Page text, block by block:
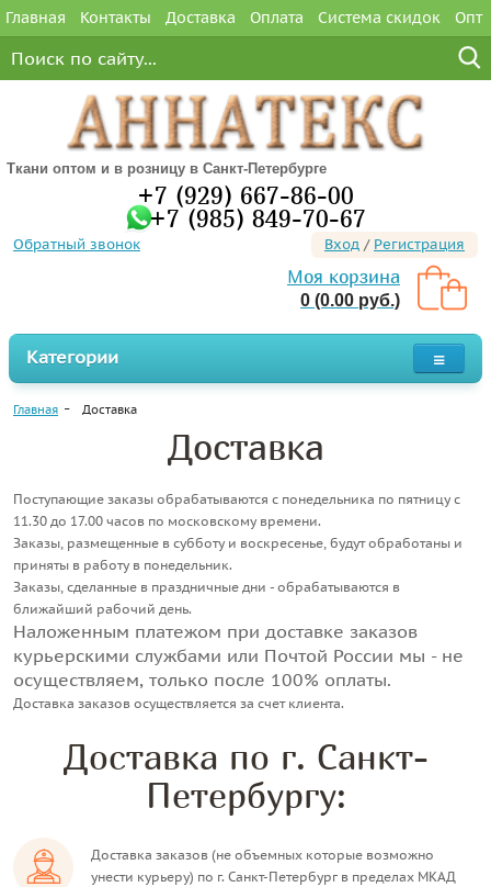
Главная Контакты Доставка Оплата Система скидок Опт
Ткани оптом и в розницу в Санкт-Петербурге
+7 (929) 667-86-00
+7 (985) 849-70-67
Обратный звонок Вход / Регистрация
Моя корзина
0 (0.00 руб.)
Категории
Главная Доставка
Доставка
Поступающие заказы обрабатываются с понедельника по пятницу с
11.30 до 17.00 часов по московскому времени.
Заказы, размещенные в субботу и воскресенье, будут обработаны и
приняты в работу в понедельник.
Заказы, сделанные в праздничные дни - обрабатываются в
ближайший рабочий день.
Наложенным платежом при доставке заказов
курьерскими службами или Почтой России мы - не
осуществляем, только после 100% оплаты.
Доставка заказов осуществляется за счет клиента.
Доставка по г. Санкт-
Петербургу:
Доставка заказов (не объемных которые возможно
унести курьеру) по г. Санкт-Петербург в пределах МКАД